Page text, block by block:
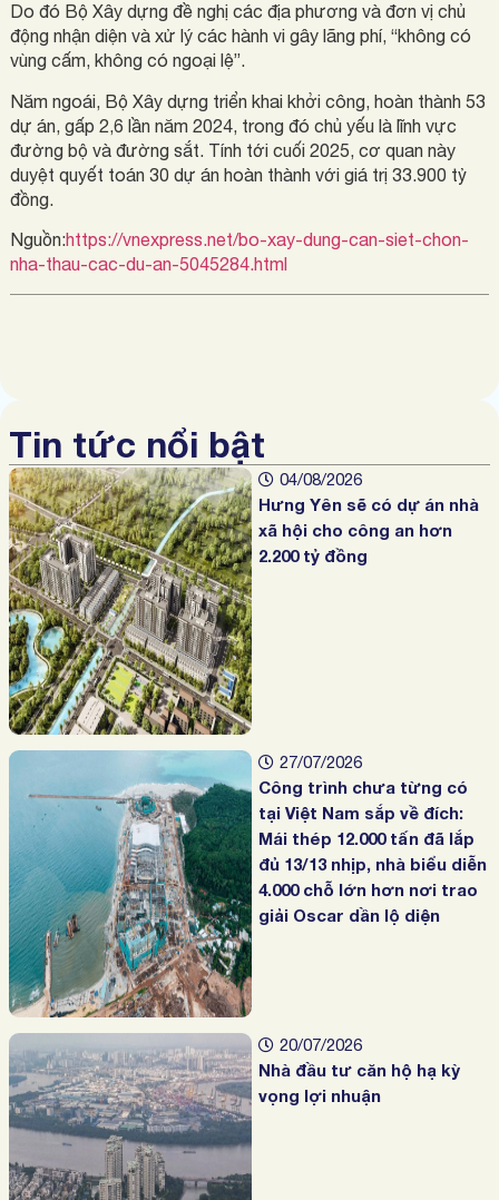
Do đó Bộ Xây dựng đề nghị các địa phương và đơn vị chủ
động nhận diện và xử lý các hành vi gây lãng phí, “không có
vùng cấm, không có ngoại lệ”.
Năm ngoái, Bộ Xây dựng triển khai khởi công, hoàn thành 53
dự án, gấp 2,6 lần năm 2024, trong đó chủ yếu là lĩnh vực
đường bộ và đường sắt. Tính tới cuối 2025, cơ quan này
duyệt quyết toán 30 dự án hoàn thành với giá trị 33.900 tỷ
đồng.
Nguồn:https://vnexpress.net/bo-xay-dung-can-siet-chon-
nha-thau-cac-du-an-5045284.html
Tin tức nổi bật
04/08/2026
Hưng Yên sẽ có dự án nhà
xã hội cho công an hơn
2.200 tỷ đồng
27/07/2026
Công trình chưa từng có
tại Việt Nam sắp về đích:
Mái thép 12.000 tấn đã lắp
đủ 13/13 nhịp, nhà biểu diễn
4.000 chỗ lớn hơn nơi trao
giải Oscar dần lộ diện
20/07/2026
Nhà đầu tư căn hộ hạ kỳ
vọng lợi nhuận